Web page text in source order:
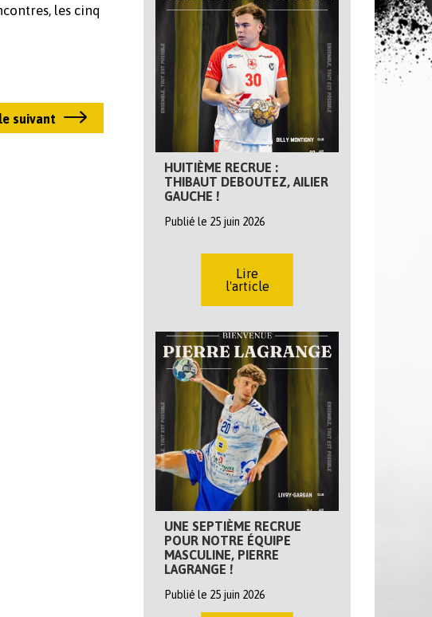
les cinq
suivant
HUITIÈME RECRUE :
THIBAUT DEBOUTEZ, AILIER
GAUCHE !
Publié le 25 juin 2026
Lire
l'article
UNE SEPTIÈME RECRUE
POUR NOTRE ÉQUIPE
MASCULINE, PIERRE
LAGRANGE !
Publié le 25 juin 2026